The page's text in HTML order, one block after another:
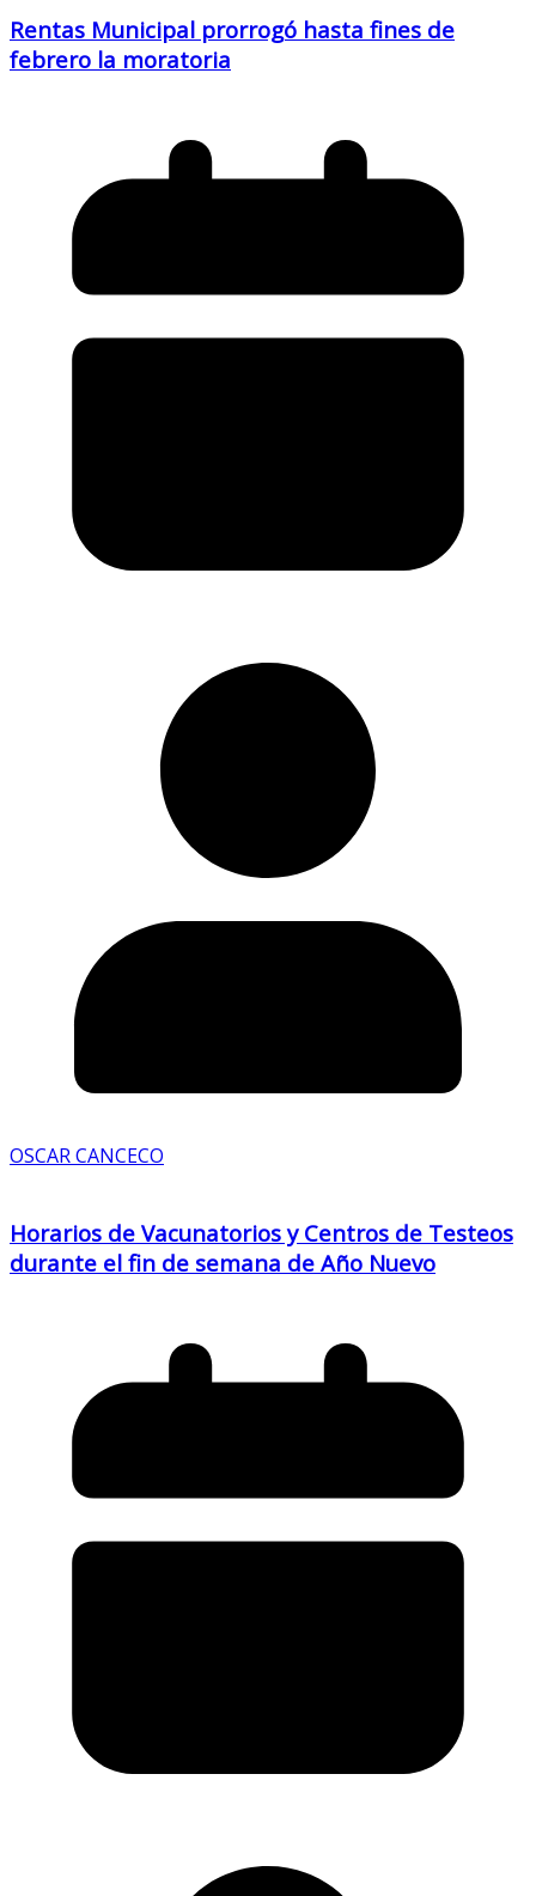
Rentas Municipal prorrogó hasta fines de
febrero la moratoria
OSCAR CANCECO
Horarios de Vacunatorios y Centros de Testeos
durante el fin de semana de Año Nuevo